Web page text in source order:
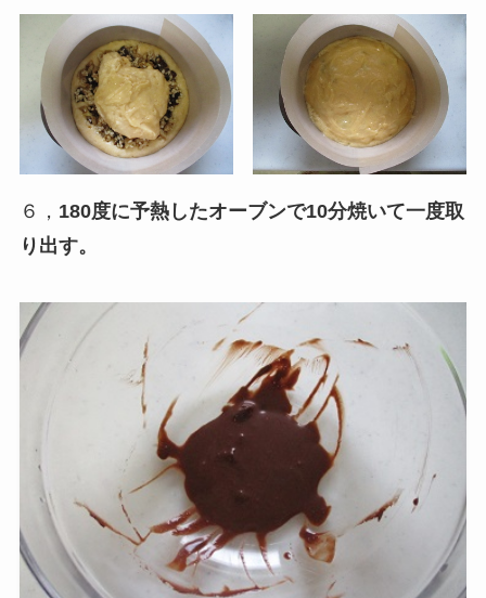
６， 180度に予熱したオーブンで10分焼いて一度取
り出す。